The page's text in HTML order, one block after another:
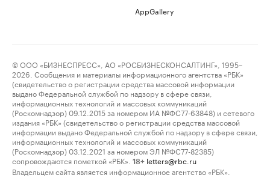
AppGallery
© ООО «БИЗНЕСПРЕСС», АО «РОСБИЗНЕСКОНСАЛТИНГ», 1995–
2026. Сообщения и материалы информационного агентства «РБК»
(свидетельство о регистрации средства массовой информации
выдано Федеральной службой по надзору в сфере связи,
информационных технологий и массовых коммуникаций
(Роскомнадзор) 09.12.2015 за номером ИА №ФС77-63848) и сетевого
издания «РБК» (свидетельство о регистрации средства массовой
информации выдано Федеральной службой по надзору в сфере связи,
информационных технологий и массовых коммуникаций
(Роскомнадзор) 03.12.2021 за номером ЭЛ №ФС77-82385)
сопровождаются пометкой «РБК».
18+ letters@rbc.ru
Владельцем сайта является информационное агентство «РБК».